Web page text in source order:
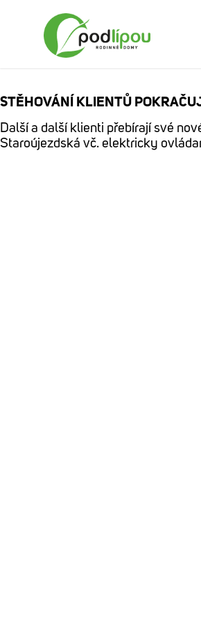
STĚHOVÁNÍ KLIENTŮ
Další a další klienti přebírají své
Staroújezdská vč. elektricky